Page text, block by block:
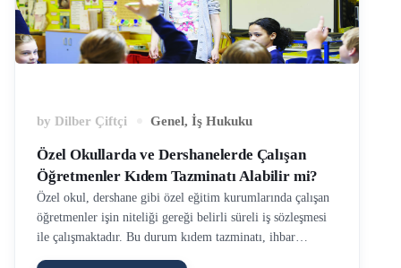
by Dilber Çiftçi Genel, İş Hukuku
Özel Okullarda ve Dershanelerde Çalışan
Öğretmenler Kıdem Tazminatı Alabilir mi?
Özel okul, dershane gibi özel eğitim kurumlarında çalışan
öğretmenler işin niteliği gereği belirli süreli iş sözleşmesi
ile çalışmaktadır. Bu durum kıdem tazminatı, ihbar